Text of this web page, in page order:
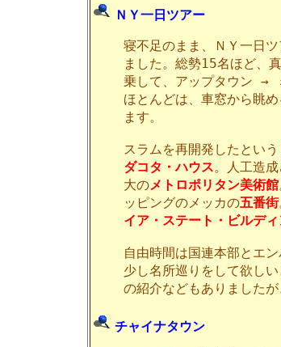
ＮＹ一日ツアー
寝不足のまま、ＮＹ一日
ました。総勢15名ほど、
乗して、アップタウン →
ほとんどは、車窓から眺
ます。
スラムを再開発したという
ダコタ・ハウス。人工造
大のメトロポリタン美術館
ッピングのメッカの五番街
イア・ステート・ビルデ
自由時間は国連本部とエ
少し名所巡りをして欲し
の紹介などもありました
チャイナタウン